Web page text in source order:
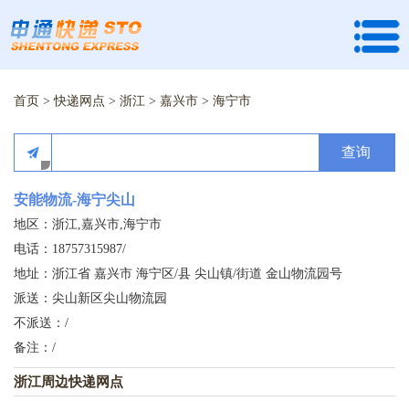
首页 >快递网点 > 浙江 > 嘉兴市 > 海宁市
查询
安能物流-海宁尖山
地区：浙江,嘉兴市,海宁市
电话：18757315987/
地址：浙江省 嘉兴市 海宁区/县 尖山镇/街道 金山物流园号
派送：尖山新区尖山物流园
不派送：/
备注：/
浙江周边快递网点